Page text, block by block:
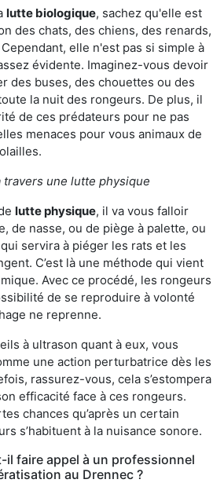
lutte biologique, sachez qu'elle est
des chats, des chiens, des renards,
elle n'est pas si simple à
évidente. Imaginez-vous devoir
des buses, des chouettes ou des
la nuit des rongeurs. De plus, il
de ces prédateurs pour ne pas
menaces pour vous animaux de
travers une lutte physique
lutte physique, il va vous falloir
de nasse, ou de piège à palette, ou
servira à piéger les rats et les
C’est là une méthode qui vient
Avec ce procédé, les rongeurs
de se reproduire à volonté
ne reprenne.
à ultrason quant à eux, vous
une action perturbatrice dès les
rassurez-vous, cela s’estompera
efficacité face à ces rongeurs.
chances qu’après un certain
s’habituent à la nuisance sonore.
il faire appel à un professionnel
au Drennec ?